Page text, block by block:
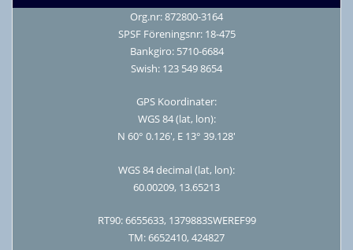
Org.nr: 872800-3164
SPSF Föreningsnr: 18-475
Bankgiro: 5710-6684
Swish: 123 549 8654
GPS Koordinater:
WGS 84 (lat, lon):
N 60° 0.126′, E 13° 39.128′
WGS 84 decimal (lat, lon):
60.00209, 13.65213
RT90: 6655633, 1379883SWEREF99
TM: 6652410, 424827